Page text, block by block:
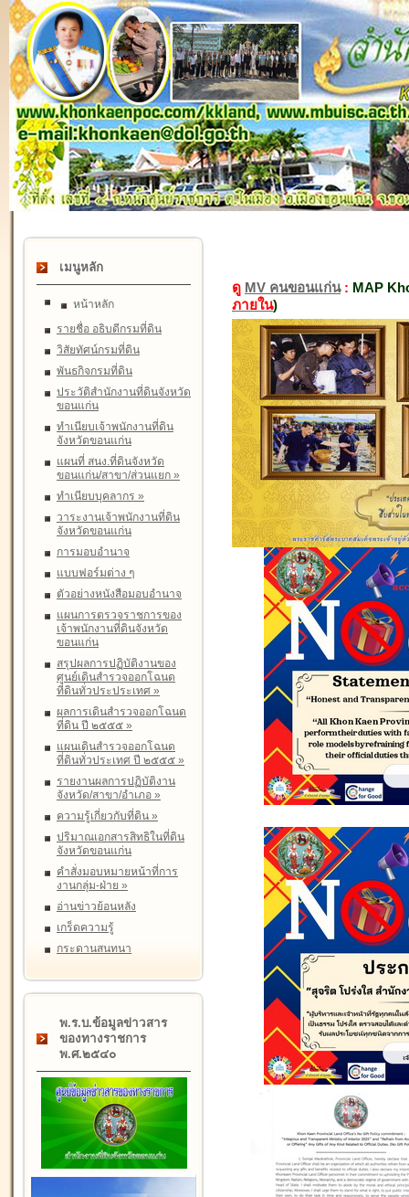
เมนูหลัก
หน้าหลัก
รายชื่อ อธิบดีกรมที่ดิน
วิสัยทัศน์กรมที่ดิน
พันธกิจกรมที่ดิน
ประวัติสำนักงานที่ดินจังหวัด
ขอนแก่น
ทำเนียบเจ้าพนักงานที่ดิน
จังหวัดขอนแก่น
แผนที่ สนง.ที่ดินจังหวัด
ขอนแก่น/สาขา/ส่วนแยก »
ทำเนียบบุคลากร »
วาระงานเจ้าพนักงานที่ดิน
จังหวัดขอนแก่น
การมอบอำนาจ
แบบฟอร์มต่าง ๆ
ตัวอย่างหนังสือมอบอำนาจ
แผนการตรวจราชการของ
เจ้าพนักงานที่ดินจังหวัด
ขอนแก่น
สรุปผลการปฏิบัติงานของ
ศูนย์เดินสำรวจออกโฉนด
ที่ดินทั่วประประเทศ »
ผลการเดินสำรวจออกโฉนด
ที่ดิน ปี ๒๕๕๕ »
แผนเดินสำรวจออกโฉนด
ที่ดินทั่วประเทศ ปี ๒๕๕๕ »
รายงานผลการปฏิบัติงาน
จังหวัด/สาขา/อำเภอ »
ความรู้เกี่ยวกับที่ดิน »
ปริมาณเอกสารสิทธิในที่ดิน
จังหวัดขอนแก่น
คำสั่งมอบหมายหน้าที่การ
งานกลุ่ม-ฝ่าย »
อ่านข่าวย้อนหลัง
เกร็ดความรู้
กระดานสนทนา
พ.ร.บ.ข้อมูลข่าวสาร
ของทางราชการ
พ.ศ.๒๕๔๐
ดู MV คนขอนแก่น: MAP
ภายใน)